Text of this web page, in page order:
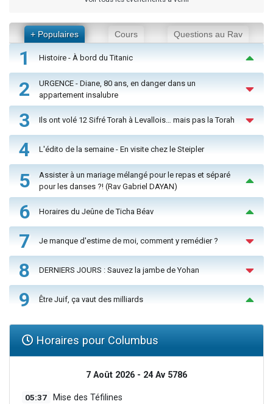
+ Populaires Cours Questions au Rav
1 Histoire - À bord du Titanic
2
URGENCE - Diane, 80 ans, en danger dans un
appartement insalubre
3 Ils ont volé 12 Sifré Torah à Levallois… mais pas la Torah
4 L'édito de la semaine - En visite chez le Steipler
5
Assister à un mariage mélangé pour le repas et séparé
pour les danses ?! (Rav Gabriel DAYAN)
6 Horaires du Jeûne de Ticha Béav
7 Je manque d'estime de moi, comment y remédier ?
8 DERNIERS JOURS : Sauvez la jambe de Yohan
9 Être Juif, ça vaut des milliards
Horaires pour Columbus
7 Août 2026 - 24 Av 5786
05:37 Mise des Téfilines